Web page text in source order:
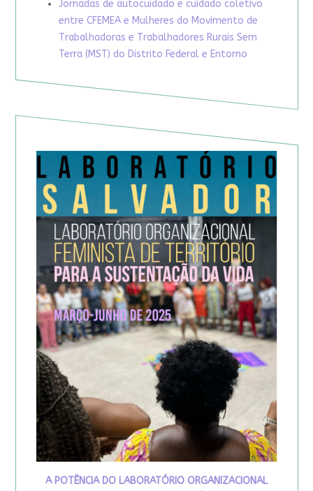
Jornadas de autocuidado e cuidado coletivo
entre CFEMEA e Mulheres do Movimento de
Trabalhadoras e Trabalhadores Rurais Sem
Terra (MST) do Distrito Federal e Entorno
A POTÊNCIA DO LABORATÓRIO ORGANIZACIONAL